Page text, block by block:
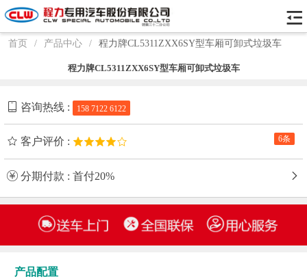
首页 / 产品中心 / 程力牌CL5311ZXX6SY型车厢可卸式垃圾车
程力牌CL5311ZXX6SY型车厢可卸式垃圾车
咨询热线 : 158 7122 6122
6条
客户评价 :
分期付款 : 首付20%
产品配置